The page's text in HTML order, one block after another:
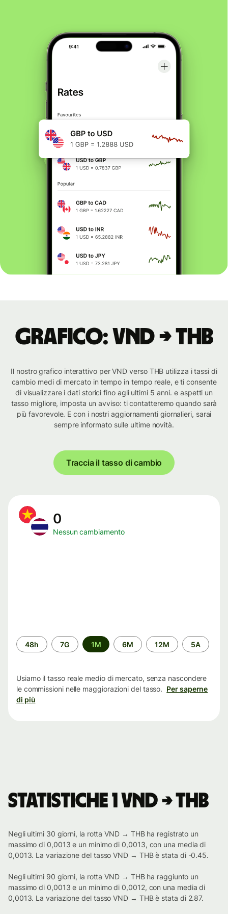
Grafico: VND → THB
Il nostro grafico interattivo per VND verso THB utilizza i tassi di
cambio medi di mercato in tempo in tempo reale, e ti consente
di visualizzare i dati storici fino agli ultimi 5 anni. e aspetti un
tasso migliore, imposta un avviso: ti contatteremo quando sarà
più favorevole. E con i nostri aggiornamenti giornalieri, sarai
sempre informato sulle ultime novità.
Traccia il tasso di cambio
0
Nessun cambiamento
Periodo
di
48h 7G 1M 6M 12M 5A
Usiamo il tasso reale medio di mercato, senza nascondere
le commissioni nelle maggiorazioni del tasso. Per saperne
di più
Statistiche 1 VND → THB
Negli ultimi 30 giorni, la rotta VND → THB ha registrato un
massimo di 0,0013 e un minimo di 0,0013, con una media di
0,0013. La variazione del tasso VND → THB è stata di -0.45.
Negli ultimi 90 giorni, la rotta VND → THB ha raggiunto un
massimo di 0,0013 e un minimo di 0,0012, con una media di
0,0013. La variazione del tasso VND → THB è stata di 2.87.